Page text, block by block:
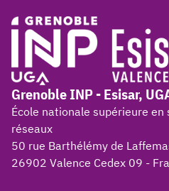
Grenoble INP - Esisar,
École nationale supérieure
réseaux
50 rue Barthélémy de
26902 Valence Cedex 09 -